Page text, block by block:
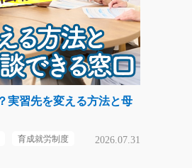
実習先を変える方法と母
育成就労制度 2026.07.31